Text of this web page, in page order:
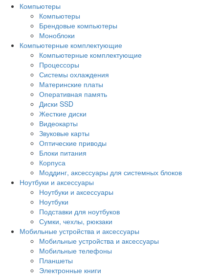
Компьютеры
Компьютеры
Брендовые компьютеры
Моноблоки
Компьютерные комплектующие
Компьютерные комплектующие
Процессоры
Системы охлаждения
Материнские платы
Оперативная память
Диски SSD
Жесткие диски
Видеокарты
Звуковые карты
Оптические приводы
Блоки питания
Корпуса
Моддинг, аксессуары для системных блоков
Ноутбуки и аксессуары
Ноутбуки и аксессуары
Ноутбуки
Подставки для ноутбуков
Сумки, чехлы, рюкзаки
Мобильные устройства и аксессуары
Мобильные устройства и аксессуары
Мобильные телефоны
Планшеты
Электронные книги